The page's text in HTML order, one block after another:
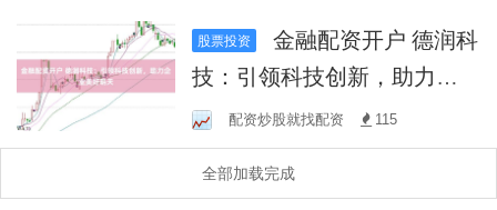
股票投资
金融配资开户 德润科
技：引领科技创新，助力企
业美好明天
配资炒股就找配资 115
全部加载完成